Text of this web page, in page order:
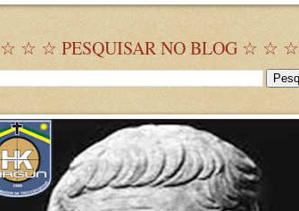
☆ ☆ ☆ PESQUISAR NO BLOG ☆ ☆ ☆